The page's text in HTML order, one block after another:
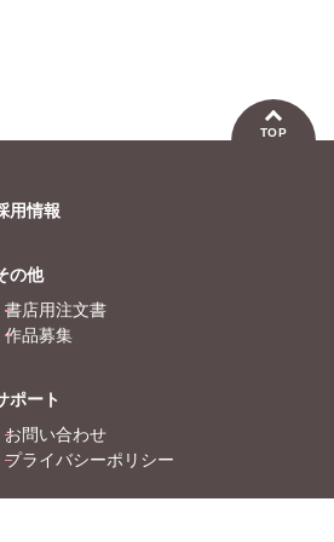
TOP
用情報
の他
書店用注文書
作品募集
ポート
お問い合わせ
プライバシーポリシー